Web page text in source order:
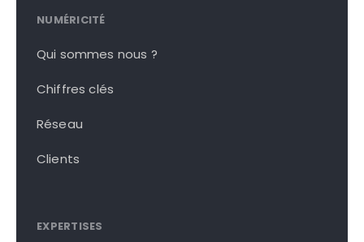
NUMÉRICITÉ
Qui sommes nous ?
Chiffres clés
Réseau
Clients
EXPERTISES